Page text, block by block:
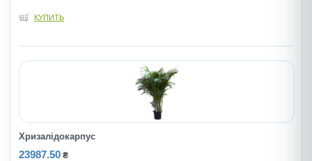
КУПИТЬ
Хризалідокарпус
23987.50 ₴